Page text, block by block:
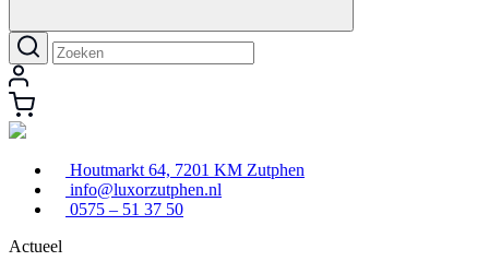
Houtmarkt 64, 7201 KM Zutphen
info@luxorzutphen.nl
0575 – 51 37 50
Actueel